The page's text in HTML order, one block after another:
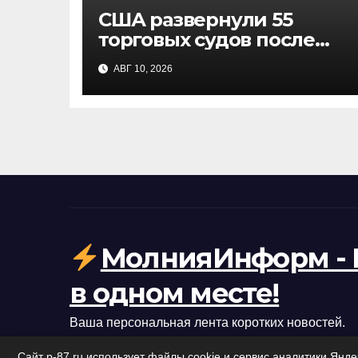
США развернули 55
торговых судов после
возобновления блокады
Ирана: что это значит
АВГ 10, 2026
МолнияИнформ -
в одном месте!
Ваша персональная лента коротких новостей.